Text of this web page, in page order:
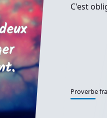
C'est
Proverbe